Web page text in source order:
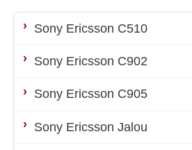
Sony Ericsson C510
Sony Ericsson C902
Sony Ericsson C905
Sony Ericsson Jalou